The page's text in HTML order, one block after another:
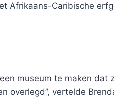
Afrikaans-Caribische
​​museum te maken dat
overlegd”, vertelde